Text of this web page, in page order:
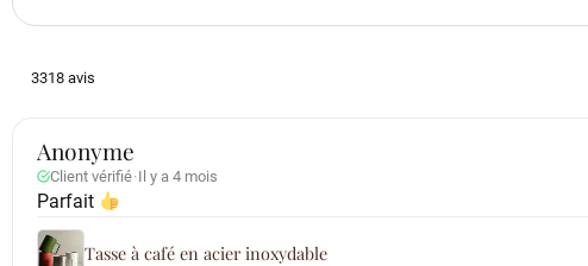
3318 avis
Anonyme
Client vérifié· Il y a 4 mois
Parfait
Tasse à café en acier inoxydable